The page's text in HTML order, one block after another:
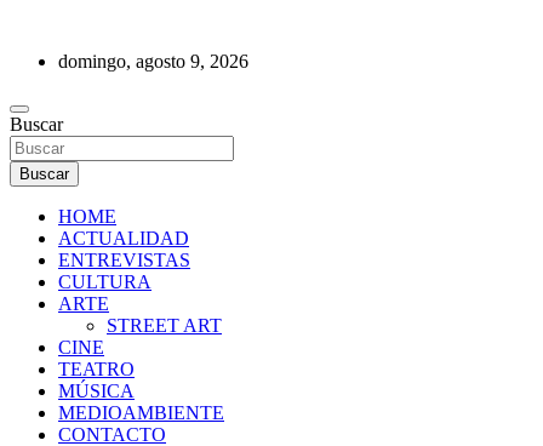
contenidodomingo, agosto 9, 2026
REVISTA DE PRENSA
Buscar
Buscar
HOME
ACTUALIDAD
ENTREVISTAS
CULTURA
ARTE
STREET ART
CINE
TEATRO
MÚSICA
MEDIOAMBIENTE
CONTACTO